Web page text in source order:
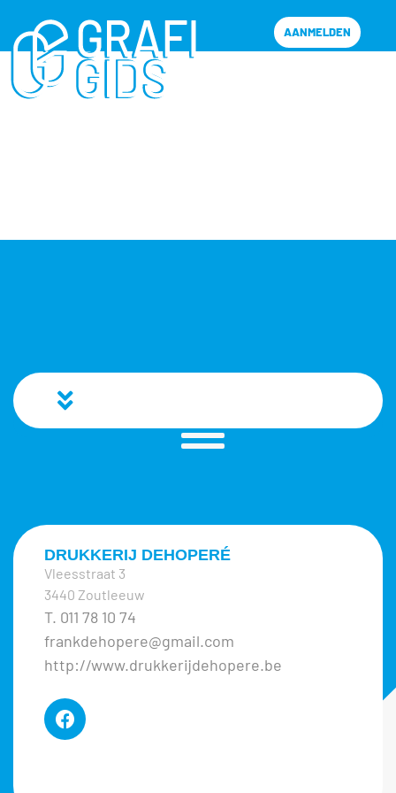
AANMELDEN
DRUKKERIJ DEHOPERÉ
Vleesstraat 3
3440 Zoutleeuw
T. 011 78 10 74
frankdehopere@gmail.com
http://www.drukkerijdehopere.be